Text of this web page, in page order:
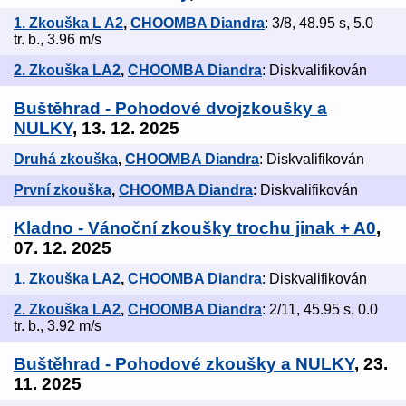
1. Zkouška L A2, CHOOMBA Diandra: 3/8, 48.95 s, 5.0
tr. b., 3.96 m/s
2. Zkouška LA2, CHOOMBA Diandra: Diskvalifikován
Buštěhrad - Pohodové dvojzkoušky a
NULKY, 13. 12. 2025
Druhá zkouška, CHOOMBA Diandra: Diskvalifikován
První zkouška, CHOOMBA Diandra: Diskvalifikován
Kladno - Vánoční zkoušky trochu jinak + A0,
07. 12. 2025
1. Zkouška LA2, CHOOMBA Diandra: Diskvalifikován
2. Zkouška LA2, CHOOMBA Diandra: 2/11, 45.95 s, 0.0
tr. b., 3.92 m/s
Buštěhrad - Pohodové zkoušky a NULKY, 23.
11. 2025